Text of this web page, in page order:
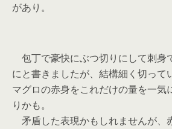
があり。
包丁で豪快にぶつ切りにして刺身
にと書きましたが、結構細く切って
マグロの赤身をこれだけの量を一気
りかも。
矛盾した表現かもしれませんが、